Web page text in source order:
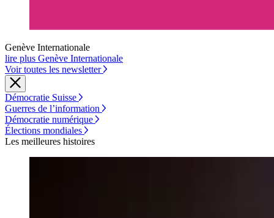
Genève Internationale
lire plus Genève Internationale
Voir toutes les newsletter
Démocratie Suisse
Guerres de l’information
Démocratie numérique
Élections mondiales
Les meilleures histoires